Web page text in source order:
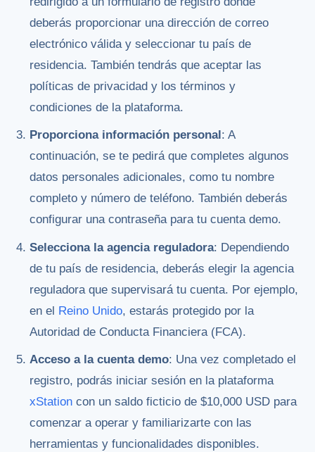
deberás proporcionar una dirección de correo
electrónico válida y seleccionar tu país de
residencia. También tendrás que aceptar las
políticas de privacidad y los términos y
condiciones de la plataforma.
Proporciona información personal : A
continuación, se te pedirá que completes algunos
datos personales adicionales, como tu nombre
completo y número de teléfono. También deberás
configurar una contraseña para tu cuenta demo.
Selecciona la agencia reguladora: Dependiendo
de tu país de residencia, deberás elegir la agencia
reguladora que supervisará tu cuenta. Por ejemplo,
en el Reino Unido, estarás protegido por la
Autoridad de Conducta Financiera (FCA).
Acceso a la cuenta demo: Una vez completado el
registro, podrás iniciar sesión en la plataforma
xStation con un saldo ficticio de $10,000 USD para
comenzar a operar y familiarizarte con las
herramientas y funcionalidades disponibles.